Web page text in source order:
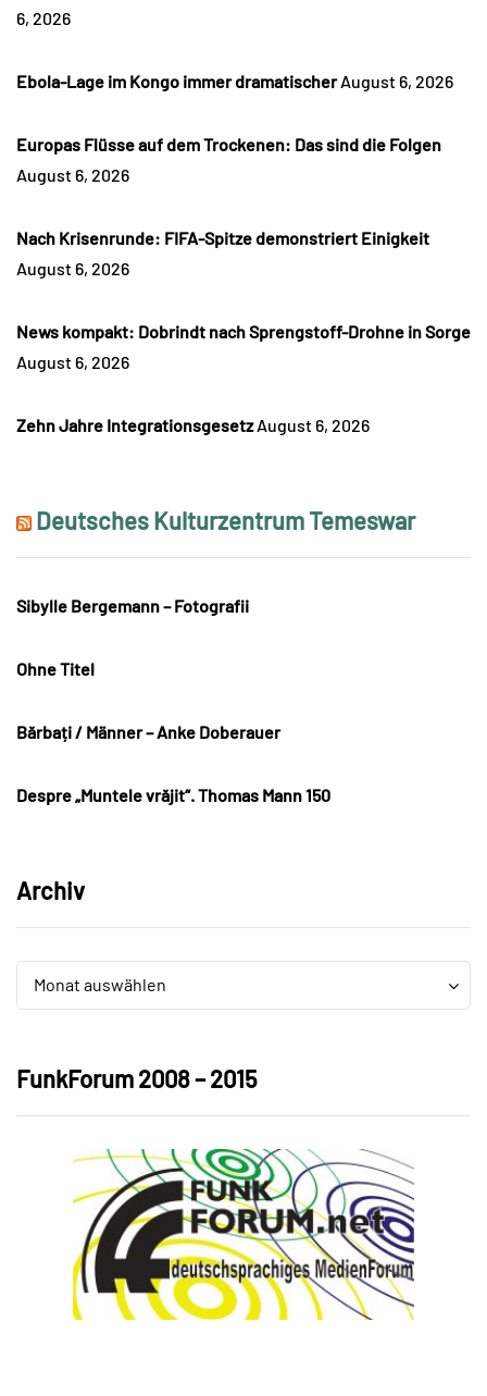
6, 2026
Ebola-Lage im Kongo immer dramatischer August 6, 2026
Europas Flüsse auf dem Trockenen: Das sind die Folgen
August 6, 2026
Nach Krisenrunde: FIFA-Spitze demonstriert Einigkeit
August 6, 2026
News kompakt: Dobrindt nach Sprengstoff-Drohne in Sorge
August 6, 2026
Zehn Jahre Integrationsgesetz August 6, 2026
Deutsches Kulturzentrum Temeswar
Sibylle Bergemann – Fotografii
Ohne Titel
Bărbați / Männer – Anke Doberauer
Despre „Muntele vrăjit“. Thomas Mann 150
Archiv
Archiv
Monat auswählen
Archiv
FunkForum 2008 – 2015